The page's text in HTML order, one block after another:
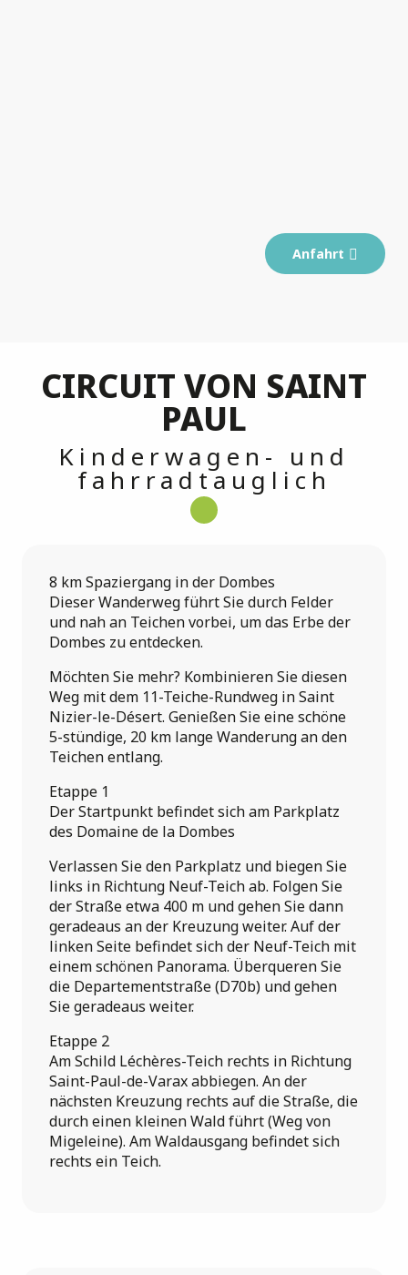
Anfahrt
CIRCUIT VON SAINT
PAUL
Kinderwagen- und
fahrradtauglich
8 km Spaziergang in der Dombes
Dieser Wanderweg führt Sie durch Felder
und nah an Teichen vorbei, um das Erbe der
Dombes zu entdecken.
Möchten Sie mehr? Kombinieren Sie diesen
Weg mit dem 11-Teiche-Rundweg in Saint
Nizier-le-Désert. Genießen Sie eine schöne
5-stündige, 20 km lange Wanderung an den
Teichen entlang.
Etappe 1
Der Startpunkt befindet sich am Parkplatz
des Domaine de la Dombes
Verlassen Sie den Parkplatz und biegen Sie
links in Richtung Neuf-Teich ab. Folgen Sie
der Straße etwa 400 m und gehen Sie dann
geradeaus an der Kreuzung weiter. Auf der
linken Seite befindet sich der Neuf-Teich mit
einem schönen Panorama. Überqueren Sie
die Departementstraße (D70b) und gehen
Sie geradeaus weiter.
Etappe 2
Am Schild Léchères-Teich rechts in Richtung
Saint-Paul-de-Varax abbiegen. An der
nächsten Kreuzung rechts auf die Straße, die
durch einen kleinen Wald führt (Weg von
Migeleine). Am Waldausgang befindet sich
rechts ein Teich.